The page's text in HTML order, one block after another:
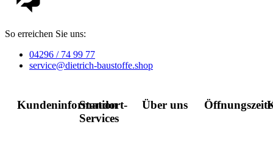
So erreichen Sie uns:
04296 / 74 99 77
service@dietrich-baustoffe.shop
Kundeninformation
Standort-
Services
Über uns